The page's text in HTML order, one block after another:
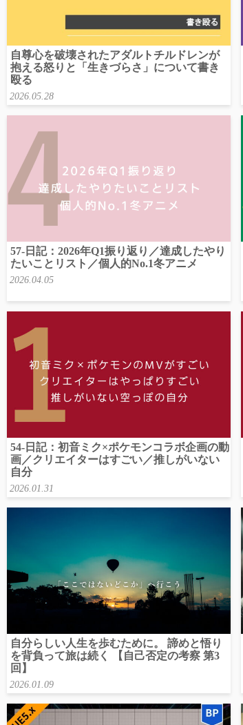
自尊心を破壊されたアダルトチルドレンが
抱える怒りと「生きづらさ」について書き
殴る
2026.05.28
57-日記：2026年Q1振り返り／達成したやり
たいことリスト／個人的No.1冬アニメ
2026.04.05
54-日記：初音ミク×ポケモンコラボ企画の動
画／クリエイターはすごい／推しがいない
自分
2026.01.31
自分らしい人生を歩むために。 諦めと悟り
を背負って旅は続く 【自己否定の考察 第3
回】
2026.01.09